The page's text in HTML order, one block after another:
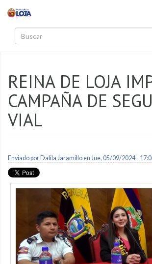
REINA DE LOJA
CAMPAÑA DE
VIAL
Enviado por Dalila Jaramilloen Jue, 05/09/2024 -